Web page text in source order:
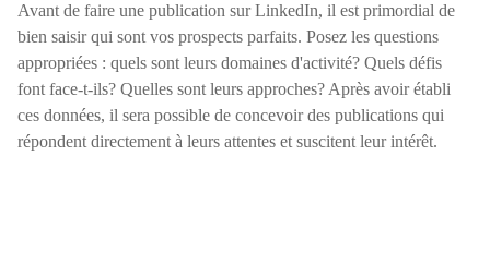
Avant de faire une publication sur LinkedIn, il est primordial de
bien saisir qui sont vos prospects parfaits. Posez les questions
appropriées : quels sont leurs domaines d'activité? Quels défis
font face-t-ils? Quelles sont leurs approches? Après avoir établi
ces données, il sera possible de concevoir des publications qui
répondent directement à leurs attentes et suscitent leur intérêt.